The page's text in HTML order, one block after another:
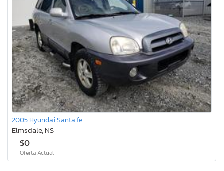
2005 Hyundai Santa fe
Elmsdale, NS
$0
Oferta Actual